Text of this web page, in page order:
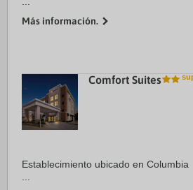
Más información.
Comfort Suites
Establecimiento ubicado en Columbia